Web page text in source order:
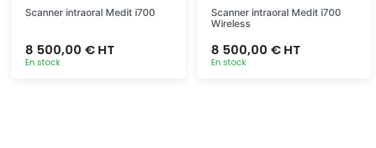
Scanner intraoral Medit i700
8 500,00 € HT
En stock
Scanner intraoral Medit i700
Wireless
8 500,00 € HT
En stock